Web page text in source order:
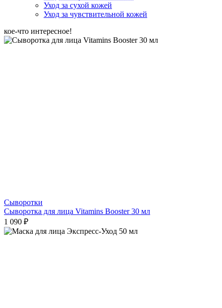
Уход за сухой кожей
Уход за чувствительной кожей
кое-что интересное!
Сыворотки
Сыворотка для лица Vitamins Booster 30 мл
1 090 ₽